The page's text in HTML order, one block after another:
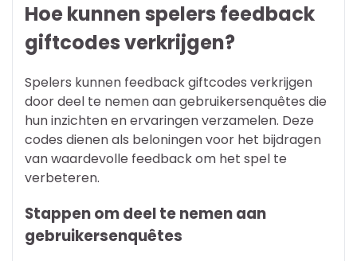
Hoe kunnen spelers feedback
giftcodes verkrijgen?
Spelers kunnen feedback giftcodes verkrijgen
door deel te nemen aan gebruikersenquêtes die
hun inzichten en ervaringen verzamelen. Deze
codes dienen als beloningen voor het bijdragen
van waardevolle feedback om het spel te
verbeteren.
Stappen om deel te nemen aan
gebruikersenquêtes